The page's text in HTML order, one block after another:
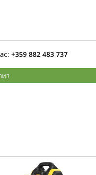
+359 882 483 737